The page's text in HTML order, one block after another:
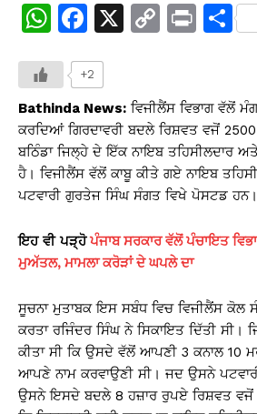
W
at
s
A
p
p
F
c
e
b
o
o
X
C
y
Li
n
k
Pr S
e
+2
Bathinda News: ਵਿਜੀਲੈਂਸ ਵਿਭਾਗ ਵੱਲੋਂ
ਕਰਦਿਆਂ ਗਿਰਦਾਵਰੀ ਬਦਲੇ ਰਿਸ਼ਵਤ ਵਜੋਂ
ਬਠਿੰਡਾ ਜਿਲ੍ਹੇ ਦੇ ਇੱਕ ਨਾਇਬ ਤਹਿਸੀਲਦਾਰ ਅਤੇ
ਹੈ। ਵਿਜੀਲੈਂਸ ਵੱਲੋਂ ਕਾਬੂ ਕੀਤੇ ਗਏ ਨਾਇਬ
ਪਟਵਾਰੀ ਗੁਰਤੇਜ ਸਿੰਘ ਸੰਗਤ ਵਿਖੇ ਪੋਸਟਡ ਹਨ।
ਇਹ ਵੀ ਪੜ੍ਹੋ ਪੰਜਾਬ ਸਰਕਾਰ ਵੱਲੋਂ ਪੰਚਾਇਤ
ਮੁਅੱਤਲ, ਮਾਮਲਾ ਕਰੋੜਾਂ ਦੇ ਘਪਲੇ ਦਾ
ਸੂਚਨਾ ਮੁਤਾਬਕ ਇਸ ਸਬੰਧ ਵਿਚ ਵਿਜੀਲੈਂਸ ਕੋਲ
ਕਰਤਾ ਰਜਿੰਦਰ ਸਿੰਘ ਨੇ ਸਿਕਾਇਤ ਦਿੱਤੀ ਸੀ।
ਕੀਤਾ ਸੀ ਕਿ ਉਸਦੇ ਵੱਲੋਂ ਆਪਣੀ 3 ਕਨਾਲ 10
ਆਪਣੇ ਨਾਮ ਕਰਵਾਉਣੀ ਸੀ। ਜਦ ਉਸਨੇ
ਉਸਨੇ ਇਸਦੇ ਬਦਲੇ 8 ਹਜ਼ਾਰ ਰੁਪਏ ਰਿਸ਼ਵਤ